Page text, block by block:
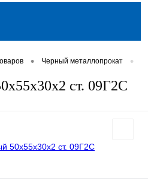
• Черный металлопрокат •
ст. 09Г2С